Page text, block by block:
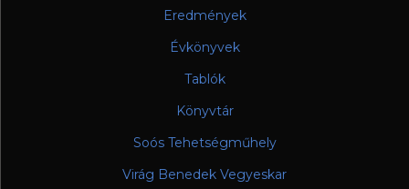
Eredmények
Évkönyvek
Tablók
Könyvtár
Soós Tehetségműhely
Virág Benedek Vegyeskar